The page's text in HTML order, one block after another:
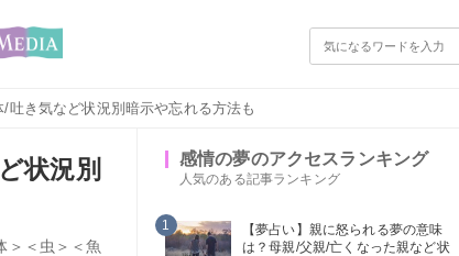
き気など状況別暗示や忘れる方法も
状況別
＞＜虫＞＜魚
感情の夢のアクセスランキング
人気のある記事ランキング
1
【夢占い】親に怒られる夢の意味
は？母親/父親/亡くなった親など状